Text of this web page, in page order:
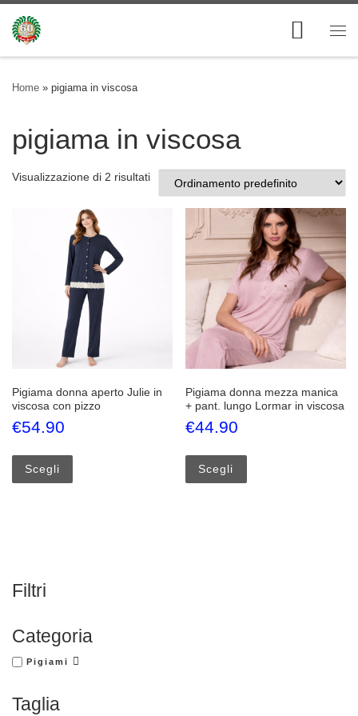
Skip to content
Home » pigiama in viscosa
pigiama in viscosa
Visualizzazione di 2 risultati
Pigiama donna aperto Julie in
viscosa con pizzo
€54.90
Scegli
Pigiama donna mezza manica
+ pant. lungo Lormar in viscosa
€44.90
Scegli
Filtri
Categoria
Pigiami
Taglia